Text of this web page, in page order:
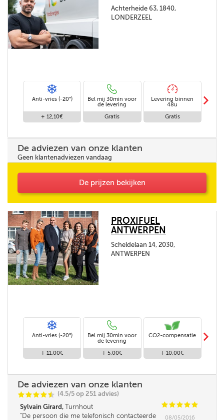
Achterheide 63, 1840,
LONDERZEEL
Anti-vries (-20°)
+ 12,10€
Bel mij 30min voor
de levering
Gratis
Levering binnen
48u
Gratis
m
De adviezen van onze klanten
Geen klantenadviezen vandaag
De prijzen bekijken
PROXIFUEL
ANTWERPEN
Scheldelaan 14, 2030,
ANTWERPEN
Anti-vries (-20°)
+ 11,00€
Bel mij 30min voor
de levering
+ 5,00€
CO2-compensatie
+ 10,00€
m
De adviezen van onze klanten
CCCCi
@ (4.5/5 op 251 advies)
Sylvain Girard, Turnhout CCCCC
De persoon die me telefonisch contacteerde
08/05/2016